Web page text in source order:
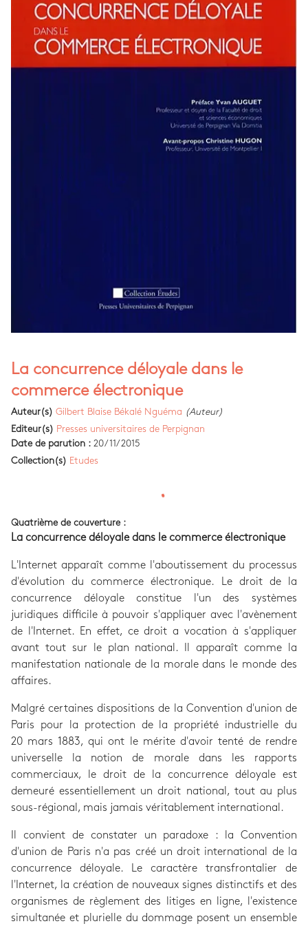
La concurrence déloyale dans le
commerce électronique
Auteur(s) Gilbert Blaise Békalé Nguéma (Auteur)
Editeur(s) Presses universitaires de Perpignan
Date de parution : 20/11/2015
Collection(s) Etudes
Quatrième de couverture :
La concurrence déloyale dans le commerce électronique
L'Internet apparaît comme l'aboutissement du processus
d'évolution du commerce électronique. Le droit de la
concurrence déloyale constitue l'un des systèmes
juridiques difficile à pouvoir s'appliquer avec l'avènement
de l'Internet. En effet, ce droit a vocation à s'appliquer
avant tout sur le plan national. Il apparaît comme la
manifestation nationale de la morale dans le monde des
affaires.
Malgré certaines dispositions de la Convention d'union de
Paris pour la protection de la propriété industrielle du
20 mars 1883, qui ont le mérite d'avoir tenté de rendre
universelle la notion de morale dans les rapports
commerciaux, le droit de la concurrence déloyale est
demeuré essentiellement un droit national, tout au plus
sous-régional, mais jamais véritablement international.
Il convient de constater un paradoxe : la Convention
d'union de Paris n'a pas créé un droit international de la
concurrence déloyale. Le caractère transfrontalier de
l'Internet, la création de nouveaux signes distinctifs et des
organismes de règlement des litiges en ligne, l'existence
simultanée et plurielle du dommage posent un ensemble